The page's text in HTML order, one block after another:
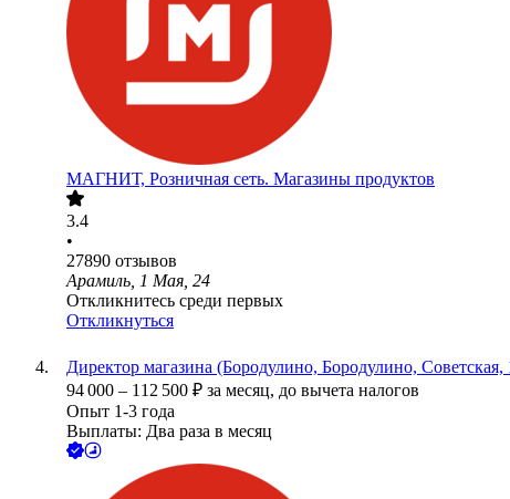
МАГНИТ, Розничная сеть. Магазины продуктов
3.4
•
27890 отзывов
Арамиль, 1 Мая, 24
Откликнитесь среди первых
Откликнуться
Директор магазина (Бородулино, Бородулино, Советская,
94 000 – 112 500 ₽ за месяц, до вычета налогов
Опыт 1-3 года
Выплаты: Два раза в месяц